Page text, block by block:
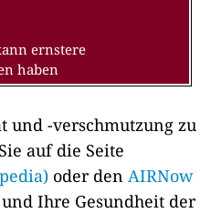
ernstere
haben
und -verschmutzung zu
auf die Seite
oder den AIRNow
Ihre Gesundheit der